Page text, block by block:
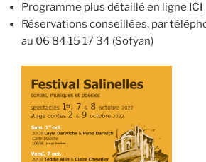
Programme plus détaillé en ligne ICI
Réservations conseillées, par
au 06 84 15 17 34 (Sofyan)